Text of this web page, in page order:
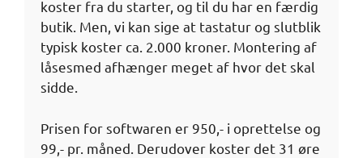
koster fra du starter, og til du har en færdig
butik. Men, vi kan sige at tastatur og slutblik
typisk koster ca. 2.000 kroner. Montering af
låsesmed afhænger meget af hvor det skal
sidde.
Prisen for softwaren er 950,- i oprettelse og
99,- pr. måned. Derudover koster det 31 øre